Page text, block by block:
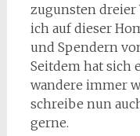
zugunsten dreier
ich auf dieser
und Spendern
Seitdem hat sich
wandere immer
schreibe nun
gerne.